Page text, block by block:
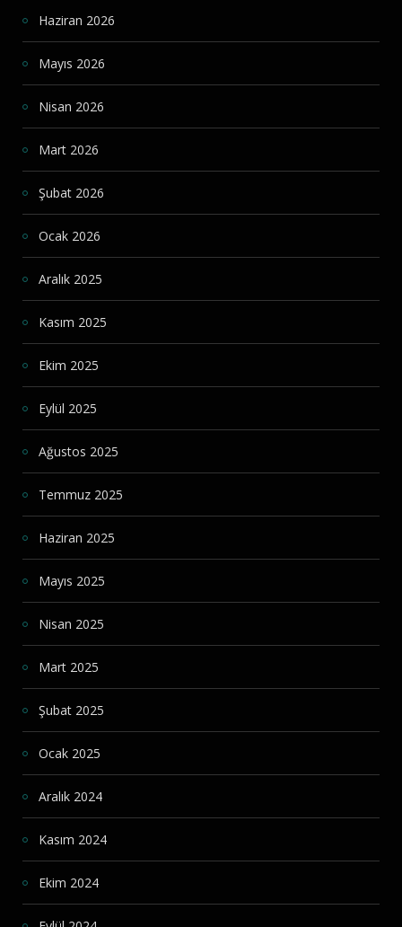
Haziran 2026
Mayıs 2026
Nisan 2026
Mart 2026
Şubat 2026
Ocak 2026
Aralık 2025
Kasım 2025
Ekim 2025
Eylül 2025
Ağustos 2025
Temmuz 2025
Haziran 2025
Mayıs 2025
Nisan 2025
Mart 2025
Şubat 2025
Ocak 2025
Aralık 2024
Kasım 2024
Ekim 2024